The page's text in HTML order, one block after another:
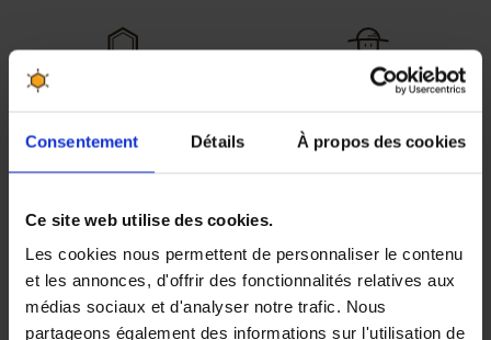
Consentement Détails À propos des cookies
Ce site web utilise des cookies.
Les cookies nous permettent de personnaliser le contenu
et les annonces, d'offrir des fonctionnalités relatives aux
médias sociaux et d'analyser notre trafic. Nous
partageons également des informations sur l'utilisation de
Les meilleurs produits aux
30 jours pour changer
remboursé
Des professionnels vous
91
commande passée